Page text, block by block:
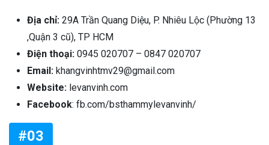
Địa chỉ: 29A Trần Quang Diệu, P. Nhiêu Lộc (Phường 13
,Quận 3 cũ), TP HCM
Điện thoại: 0945 020707 – 0847 020707
Email: khangvinhtmv29@gmail.com
Website: levanvinh.com
Facebook: fb.com/bsthammylevanvinh/
#03